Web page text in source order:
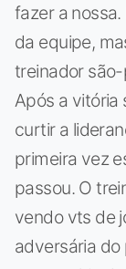
fazer a
da equipe,
treinador
Após a vitória
curtir a
primeira vez
passou. O
vendo vts de
adversária do